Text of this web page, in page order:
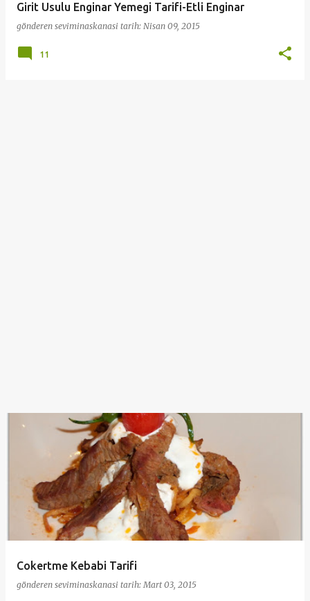
Girit Usulu Enginar Yemegi Tarifi-Etli Enginar
gönderen seviminaskanasi tarih: Nisan 09, 2015
11
Cokertme Kebabi Tarifi
gönderen seviminaskanasi tarih:Mart 03, 2015